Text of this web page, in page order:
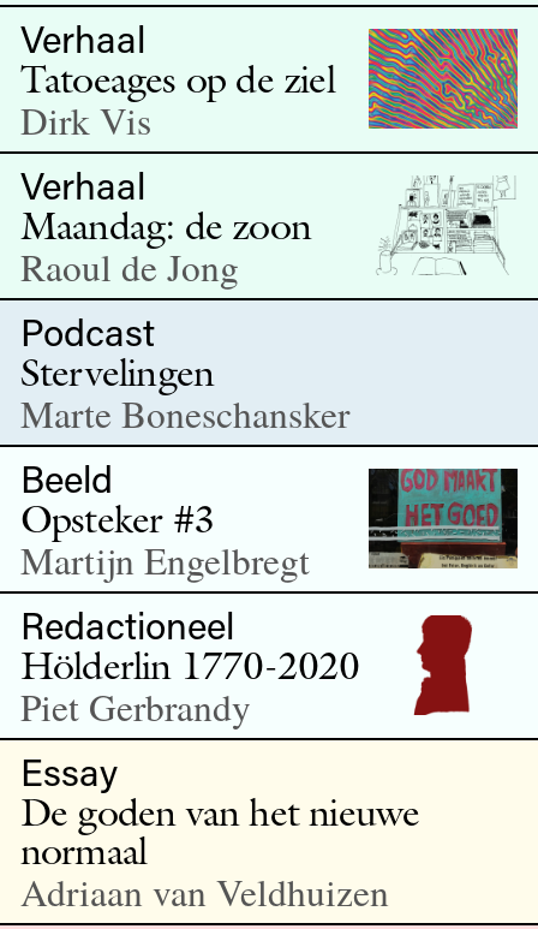
Verhaal
Tatoeages op de ziel
Dirk Vis
Verhaal
Maandag: de zoon
Raoul de Jong
Podcast
Stervelingen
Marte Boneschansker
Beeld
Opsteker #3
Martijn Engelbregt
Redactioneel
Hölderlin 1770-2020
Piet Gerbrandy
Essay
De goden van het nieuwe
normaal
Adriaan van Veldhuizen